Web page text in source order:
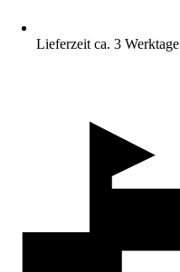
Lieferzeit ca. 3 Werktage